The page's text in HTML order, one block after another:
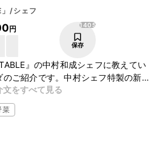
」/シェフ
円 1405
保存
』の中村和成シェフに教えてい
ご紹介です。中村シェフ特製の新感
てみてくださいね。
文をすべて見る
菜